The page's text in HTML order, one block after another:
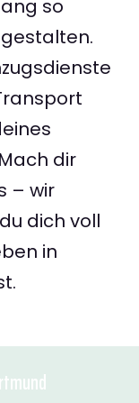
so
dir
– wir
dich voll
in